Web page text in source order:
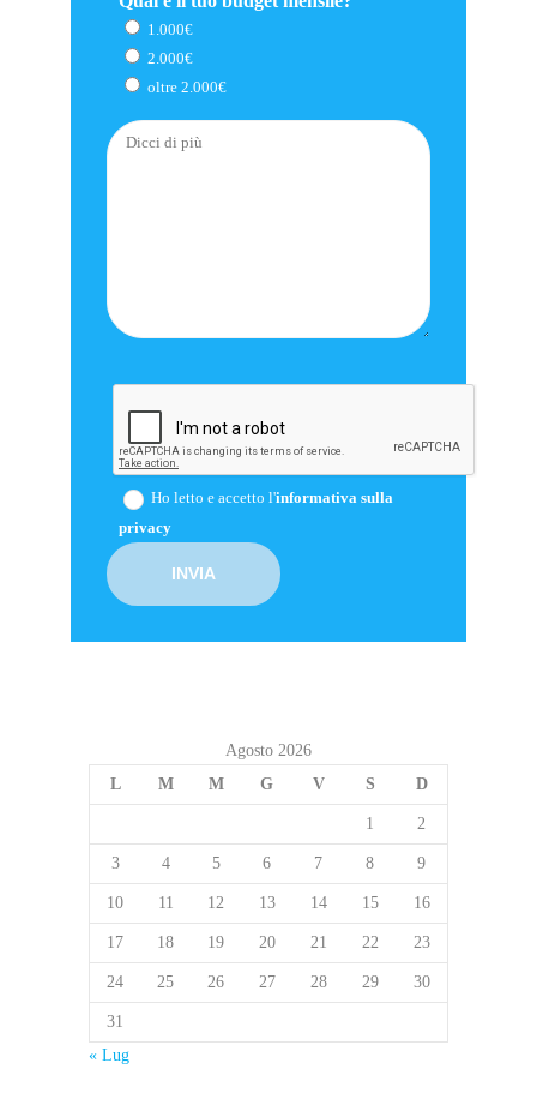
1.000€
2.000€
oltre 2.000€
Ho letto e accetto l'informativa sulla
privacy
Agosto 2026
L
M M G V S D
1 2
3 4 5 6 7 8 9
10 11 12 13 14 15 16
17 18 19 20 21 22 23
24 25 26 27 28 29 30
31
« Lug